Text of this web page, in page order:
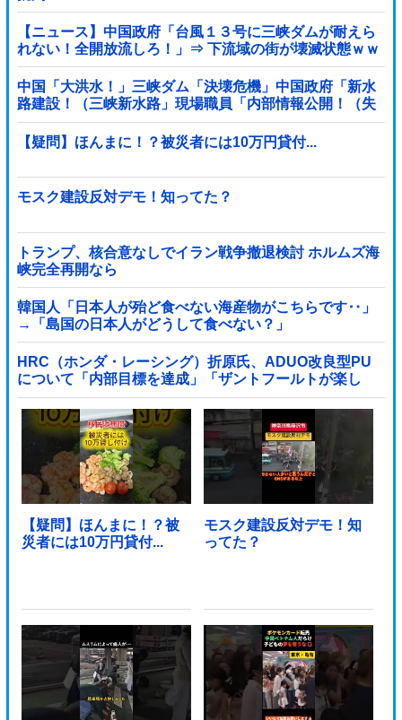
【ニュース】中国政府「台風１３号に三峡ダムが耐えら
れない！全開放流しろ！」⇒ 下流域の街が壊滅状態ｗｗ
ｗｗｗ
中国「大洪水！」三峡ダム「決壊危機」中国政府「新水
路建設！（三峡新水路」現場職員「内部情報公開！（失
踪」湖南省「三峡放流情報（画像」台風13号「...
【疑問】ほんまに！？被災者には10万円貸付...
モスク建設反対デモ！知ってた？
トランプ、核合意なしでイラン戦争撤退検討 ホルムズ海
峡完全再開なら
韓国人「日本人が殆ど食べない海産物がこちらです‥」
→「島国の日本人がどうして食べない？」
HRC（ホンダ・レーシング）折原氏、ADUO改良型PU
について「内部目標を達成」「ザントフールトが楽し
み」他
【疑問】ほんまに！？被
災者には10万円貸付...
モスク建設反対デモ！知
ってた？